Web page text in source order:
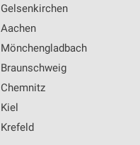
Gelsenkirchen
Aachen
Mönchengladbach
Braunschweig
Chemnitz
Kiel
Krefeld